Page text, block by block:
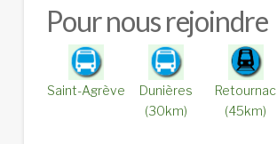
Pour nous rejoindre
Saint-Agrève
Dunières
(30km)
Retournac
(45km)